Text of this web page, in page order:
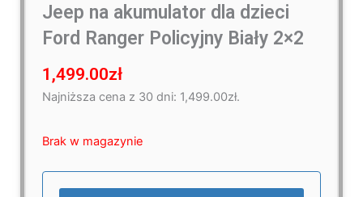
Jeep na akumulator dla dzieci
Ford Ranger Policyjny Biały 2×2
1,499.00zł
Najniższa cena z 30 dni: 1,499.00zł.
Brak w magazynie